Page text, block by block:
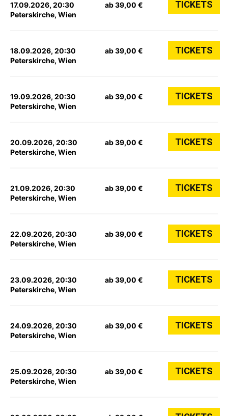
17.09.2026, 20:30
Peterskirche, Wien
ab 39,00 € TICKETS
18.09.2026, 20:30
Peterskirche, Wien
ab 39,00 € TICKETS
19.09.2026, 20:30
Peterskirche, Wien
ab 39,00 € TICKETS
20.09.2026, 20:30
Peterskirche, Wien
ab 39,00 € TICKETS
21.09.2026, 20:30
Peterskirche, Wien
ab 39,00 € TICKETS
22.09.2026, 20:30
Peterskirche, Wien
ab 39,00 € TICKETS
23.09.2026, 20:30
Peterskirche, Wien
ab 39,00 € TICKETS
24.09.2026, 20:30
Peterskirche, Wien
ab 39,00 € TICKETS
25.09.2026, 20:30
Peterskirche, Wien
ab 39,00 € TICKETS